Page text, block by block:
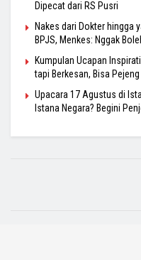
Dipecat dari RS Pusri
Nakes dari Dokter hingga
BPJS, Menkes: Nggak
Kumpulan Ucapan
tapi Berkesan, Bisa
Upacara 17 Agustus di
Istana Negara? Begini